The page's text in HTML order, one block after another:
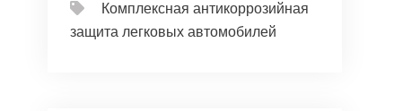
Комплексная антикоррозийная
защита легковых автомобилей